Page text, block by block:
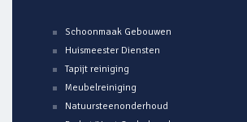
Schoonmaak Gebouwen
Huismeester Diensten
Tapijt reiniging
Meubelreiniging
Natuursteenonderhoud